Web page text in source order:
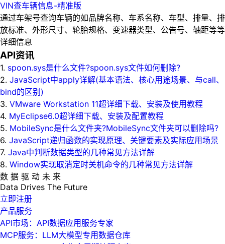
VIN查车辆信息-精准版
通过车架号查询车辆的如品牌名称、车系名称、车型、排量、排
放标准、外形尺寸、轮胎规格、变速器类型、公告号、轴距等等
详细信息
API资讯
1. spoon.sys是什么文件?spoon.sys文件如何删除?
2. JavaScript中apply详解(基本语法、核心用途场景、与call、
bind的区别)
3. VMware Workstation 11超详细下载、安装及使用教程
4. MyEclipse6.0超详细下载、安装及配置教程
5. MobileSync是什么文件夹?MobileSync文件夹可以删除吗?
6. JavaScript递归函数的实现原理、关键要素及实际应用场景
7. Java中判断数据类型的几种常见方法详解
8. Window实现取消定时关机命令的几种常见方法详解
数 据 驱 动 未 来
Data Drives The Future
立即注册
产品服务
API市场：API数据应用服务专家
MCP服务：LLM大模型专用数据仓库